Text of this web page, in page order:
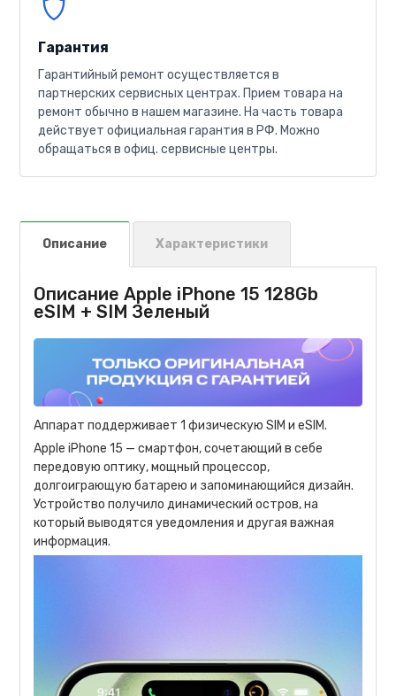
Гарантия
Гарантийный ремонт осуществляется в
партнерских сервисных центрах. Прием товара на
ремонт обычно в нашем магазине. На часть товара
действует официальная гарантия в РФ. Можно
обращаться в офиц. сервисные центры.
Описание Характеристики
Описание Apple iPhone 15 128Gb
eSIM + SIM Зеленый
Аппарат поддерживает 1 физическую SIM и eSIM.
Apple iPhone 15 — смартфон, сочетающий в себе
передовую оптику, мощный процессор,
долгоиграющую батарею и запоминающийся дизайн.
Устройство получило динамический остров, на
который выводятся уведомления и другая важная
информация.